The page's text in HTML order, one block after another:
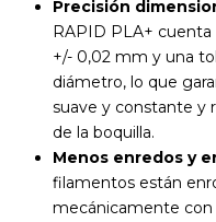
Precisión
RAPID PLA+
+/- 0,02 mm y una
diámetro, lo que
suave y constante y
de la boquilla.
Menos enredos y
filamentos están
mecánicamente con